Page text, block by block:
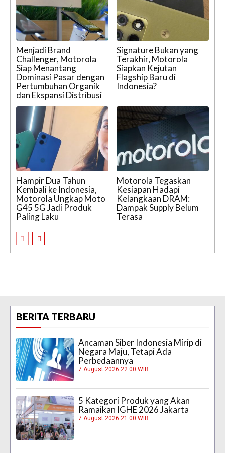
Menjadi Brand
Challenger, Motorola
Siap Menantang
Dominasi Pasar dengan
Pertumbuhan Organik
dan Ekspansi Distribusi
Signature Bukan yang
Terakhir, Motorola
Siapkan Kejutan
Flagship Baru di
Indonesia?
Hampir Dua Tahun
Kembali ke Indonesia,
Motorola Ungkap Moto
G45 5G Jadi Produk
Paling Laku
Motorola Tegaskan
Kesiapan Hadapi
Kelangkaan DRAM:
Dampak Supply Belum
Terasa
BERITA TERBARU
Ancaman Siber Indonesia Mirip di
Negara Maju, Tetapi Ada
Perbedaannya
7 August 2026 22:00 WIB
5 Kategori Produk yang Akan
Ramaikan IGHE 2026 Jakarta
7 August 2026 21:00 WIB